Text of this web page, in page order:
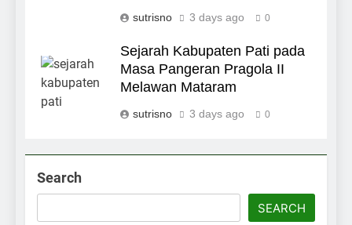
sutrisno 3 days ago 0
Sejarah Kabupaten Pati pada
Masa Pangeran Pragola II
Melawan Mataram
sutrisno 3 days ago 0
Search
SEARCH